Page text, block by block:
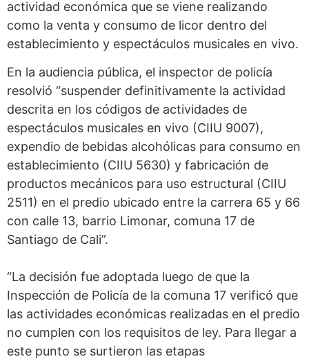
actividad económica que se viene realizando
como la venta y consumo de licor dentro del
establecimiento y espectáculos musicales en vivo.
En la audiencia pública, el inspector de policía
resolvió “suspender definitivamente la actividad
descrita en los códigos de actividades de
espectáculos musicales en vivo (CIIU 9007),
expendio de bebidas alcohólicas para consumo en
establecimiento (CIIU 5630) y fabricación de
productos mecánicos para uso estructural (CIIU
2511) en el predio ubicado entre la carrera 65 y 66
con calle 13, barrio Limonar, comuna 17 de
Santiago de Cali”.
“La decisión fue adoptada luego de que la
Inspección de Policía de la comuna 17 verificó que
las actividades económicas realizadas en el predio
no cumplen con los requisitos de ley. Para llegar a
este punto se surtieron las etapas